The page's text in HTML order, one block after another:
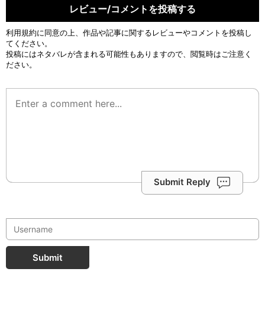
レビュー/コメントを投稿する
利用規約に同意の上、作品や記事に関するレビューやコメントを投稿し
てください。
投稿にはネタバレが含まれる可能性もありますので、閲覧時はご注意く
ださい。
Submit Reply
Submit